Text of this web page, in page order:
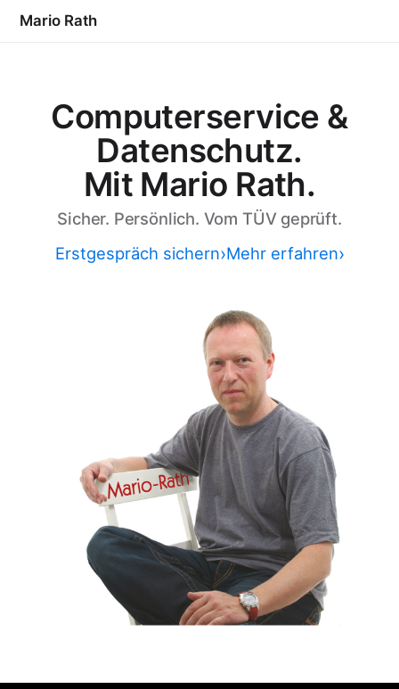
Mario Rath
Computerservice &
Datenschutz.
Mit Mario Rath.
Sicher. Persönlich. Vom TÜV geprüft.
Erstgespräch sichern Mehr erfahren